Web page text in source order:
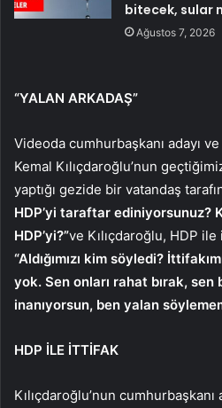
bitecek, sular
Ağustos 7, 2026
“YALAN ARKADAŞ”
Videoda cumhurbaşkanı adayı
Kemal Kılıçdaroğlu’nun
yaptığı gezide bir vatandaş
HDP’yi taraftar ediniyorsunuz?
HDP’yi?”ve Kılıçdaroğlu, HDP ile
“Aldığımızı kim söyledi?
yok. Sen onları rahat bırak, sen
inanıyorsun, ben yalan
HDP İLE İTTİFAK
Kılıçdaroğlu’nun cumhurbaşkanı